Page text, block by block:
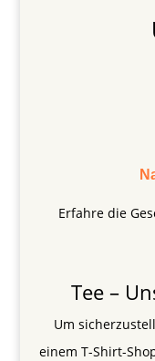
Erfahre die
Tee –
Um
einem T-Shirt-